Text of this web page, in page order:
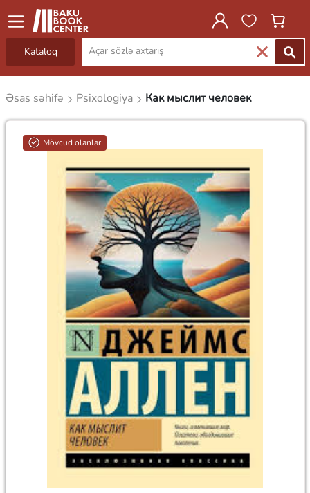
Kataloq
Əsas səhifə Psixologiya Как мыслит человек
Mövcud olanlar